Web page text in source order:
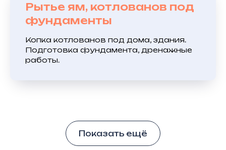
Рытье ям, котлованов под
фундаменты
Копка котлованов под дома, здания.
Подготовка фундамента, дренажные
работы.
Показать ещё